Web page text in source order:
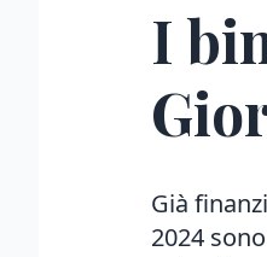
I
Già
2024